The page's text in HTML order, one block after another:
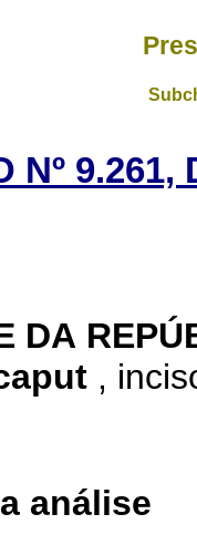
Nº
DA
,
análise